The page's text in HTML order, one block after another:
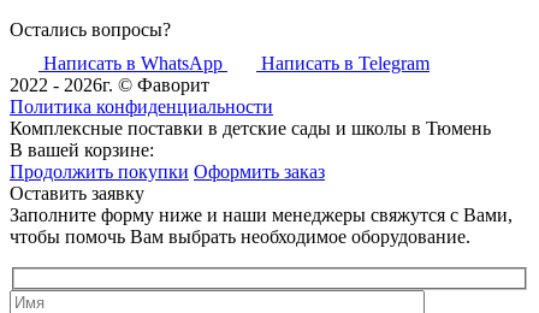
Остались вопросы?
Написать в WhatsApp
Написать в Telegram
2022 - 2026г. © Фаворит
Политика конфиденциальности
Комплексные поставки в детские сады и школы в Тюмень
В вашей корзине:
Продолжить покупки Оформить заказ
Оставить заявку
Заполните форму ниже и наши менеджеры свяжутся с Вами,
чтобы помочь Вам выбрать необходимое оборудование.